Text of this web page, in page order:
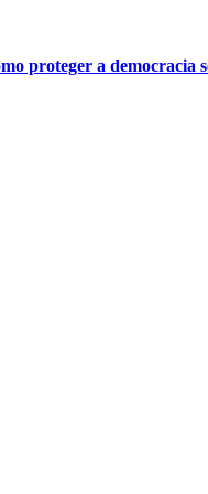
proteger a democracia